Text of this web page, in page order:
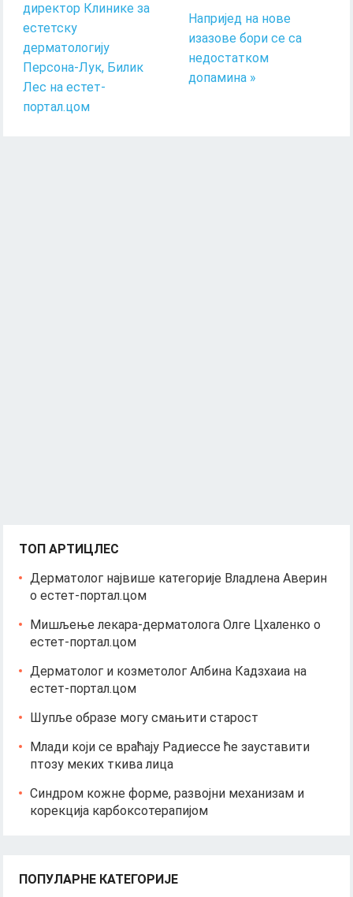
директор Клинике за
естетску
дерматологију
Персона-Лук, Билик
Лес на естет-
портал.цом
Напријед на нове
изазове бори се са
недостатком
допамина »
ТОП АРТИЦЛЕС
Дерматолог највише категорије Владлена Аверин
о естет-портал.цом
Мишљење лекара-дерматолога Олге Цхаленко о
естет-портал.цом
Дерматолог и козметолог Албина Кадзхаиа на
естет-портал.цом
Шупље образе могу смањити старост
Млади који се враћају Радиессе ће зауставити
птозу меких ткива лица
Синдром кожне форме, развојни механизам и
корекција карбоксотерапијом
ПОПУЛАРНЕ КАТЕГОРИЈЕ